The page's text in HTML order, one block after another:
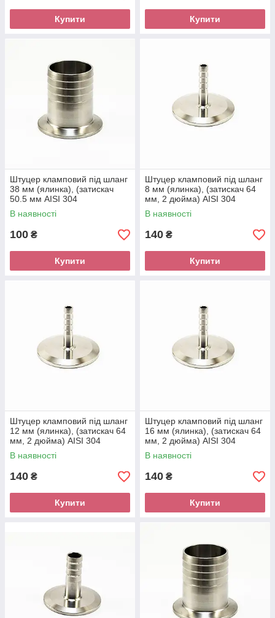
Купити Купити
Штуцер кламповий під шланг
38 мм (ялинка), (затискач
50.5 мм AISI 304
В наявності
100 ₴
Купити
Штуцер кламповий під шланг
8 мм (ялинка), (затискач 64
мм, 2 дюйма) AISI 304
В наявності
140 ₴
Купити
Штуцер кламповий під шланг
12 мм (ялинка), (затискач 64
мм, 2 дюйма) AISI 304
В наявності
140 ₴
Купити
Штуцер кламповий під шланг
16 мм (ялинка), (затискач 64
мм, 2 дюйма) AISI 304
В наявності
140 ₴
Купити